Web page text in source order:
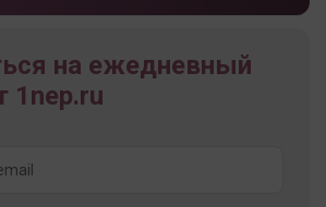
на ежедневный
1nep.ru